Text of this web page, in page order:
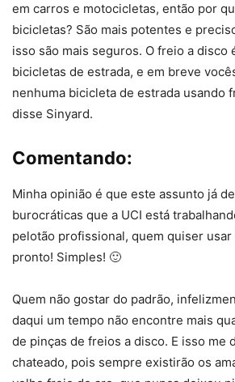
em carros e motocicletas, então por
bicicletas? São mais potentes e
isso são mais seguros. O freio a disco
bicicletas de estrada, e em breve
nenhuma bicicleta de estrada usando
disse Sinyard.
Comentando:
Minha opinião é que este assunto já
burocráticas que a UCI está
pelotão profissional, quem quiser
pronto! Simples! 🙂
Quem não gostar do padrão,
daqui um tempo não encontre mais
de pinças de freios a disco. E isso me
chateado, pois sempre existirão os